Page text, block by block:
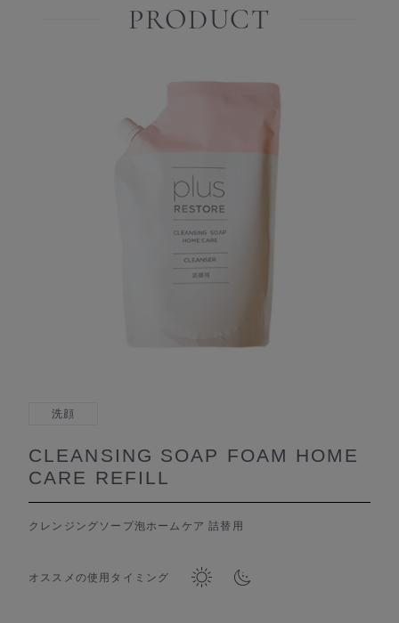
PRODUCT
洗顔
CLEANSING SOAP FOAM HOME
CARE REFILL
クレンジングソープ泡ホームケア 詰替用
オススメの使用タイミング